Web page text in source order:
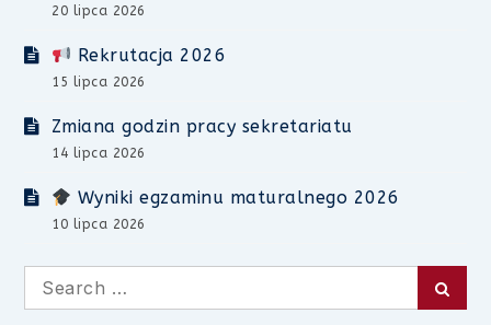
20 lipca 2026
Rekrutacja 2026
15 lipca 2026
Zmiana godzin pracy sekretariatu
14 lipca 2026
Wyniki egzaminu maturalnego 2026
10 lipca 2026
Search
for: